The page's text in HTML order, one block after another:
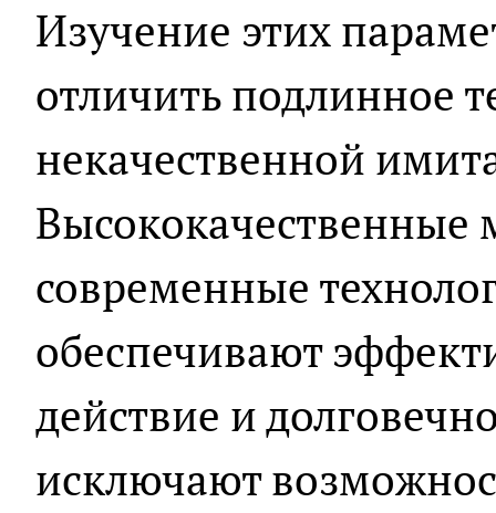
Изучение этих
отличить подлинное
некачественной
Высококачественные
современные
обеспечивают
действие и
исключают